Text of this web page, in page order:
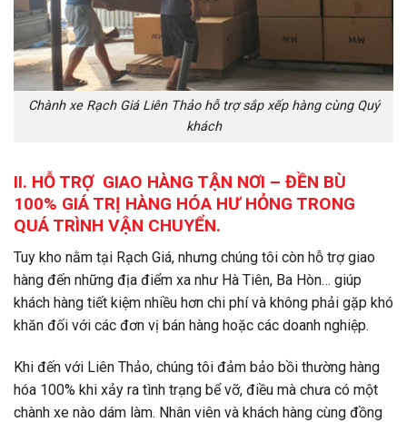
Chành xe Rạch Giá Liên Thảo hỗ trợ sắp xếp hàng cùng Quý
khách
II. HỖ TRỢ GIAO HÀNG TẬN NƠI – ĐỀN BÙ
100% GIÁ TRỊ HÀNG HÓA HƯ HỎNG TRONG
QUÁ TRÌNH VẬN CHUYỂN.
Tuy kho nằm tại Rạch Giá, nhưng chúng tôi còn hỗ trợ giao
hàng đến những địa điểm xa như Hà Tiên, Ba Hòn… giúp
khách hàng tiết kiệm nhiều hơn chi phí và không phải gặp khó
khăn đối với các đơn vị bán hàng hoặc các doanh nghiệp.
Khi đến với Liên Thảo, chúng tôi đảm bảo bồi thường hàng
hóa 100% khi xảy ra tình trạng bể vỡ, điều mà chưa có một
chành xe nào dám làm. Nhân viên và khách hàng cùng đồng